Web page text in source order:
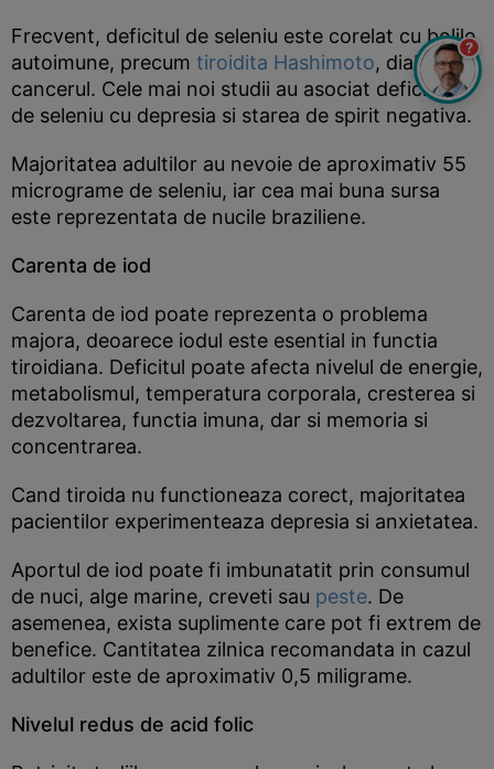
Frecvent, deficitul de seleniu este corelat cu bolile
autoimune, precum tiroidita Hashimoto, diabetul si
cancerul. Cele mai noi studii au asociat deficienta
de seleniu cu depresia si starea de spirit negativa.
Majoritatea adultilor au nevoie de aproximativ 55
micrograme de seleniu, iar cea mai buna sursa
este reprezentata de nucile braziliene.
Carenta de iod
Carenta de iod poate reprezenta o problema
majora, deoarece iodul este esential in functia
tiroidiana. Deficitul poate afecta nivelul de energie,
metabolismul, temperatura corporala, cresterea si
dezvoltarea, functia imuna, dar si memoria si
concentrarea.
Cand tiroida nu functioneaza corect, majoritatea
pacientilor experimenteaza depresia si anxietatea.
Aportul de iod poate fi imbunatatit prin consumul
de nuci, alge marine, creveti sau peste. De
asemenea, exista suplimente care pot fi extrem de
benefice. Cantitatea zilnica recomandata in cazul
adultilor este de aproximativ 0,5 miligrame.
Nivelul redus de acid folic
?